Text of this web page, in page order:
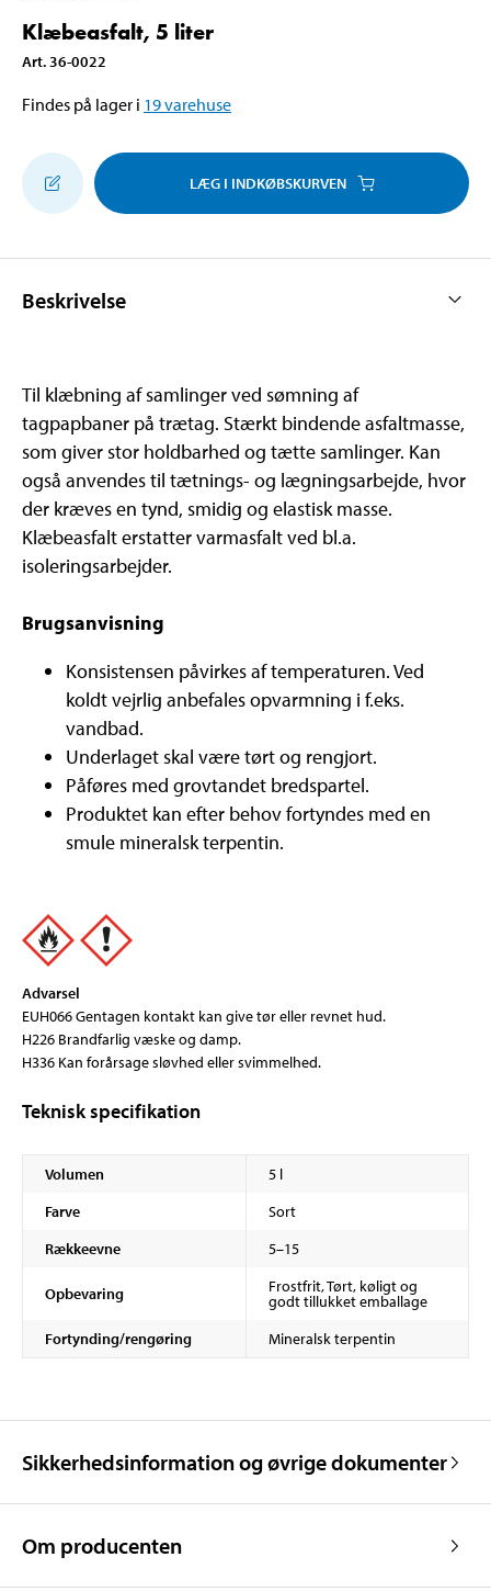
Klæbeasfalt, 5 liter
Art. 36-0022
Findes på lager i 19varehuse
LÆG I INDKØBSKURVEN
Beskrivelse
Til klæbning af samlinger ved sømning af
tagpapbaner på trætag. Stærkt bindende asfaltmasse,
som giver stor holdbarhed og tætte samlinger. Kan
også anvendes til tætnings- og lægningsarbejde, hvor
der kræves en tynd, smidig og elastisk masse.
Klæbeasfalt erstatter varmasfalt ved bl.a.
isoleringsarbejder.
Brugsanvisning
Konsistensen påvirkes af temperaturen. Ved
koldt vejrlig anbefales opvarmning i f.eks.
vandbad.
Underlaget skal være tørt og rengjort.
Påføres med grovtandet bredspartel.
Produktet kan efter behov fortyndes med en
smule mineralsk terpentin.
Advarsel
EUH066 Gentagen kontakt kan give tør eller revnet hud.
H226 Brandfarlig væske og damp.
H336 Kan forårsage sløvhed eller svimmelhed.
Teknisk specifikation
Volumen
5 l
Farve
Sort
Rækkeevne
5–15
Opbevaring Frostfrit, Tørt, køligt og
godt tillukket emballage
Fortynding/rengøring
Mineralsk terpentin
Sikkerhedsinformation og øvrige dokumenter
Om producenten